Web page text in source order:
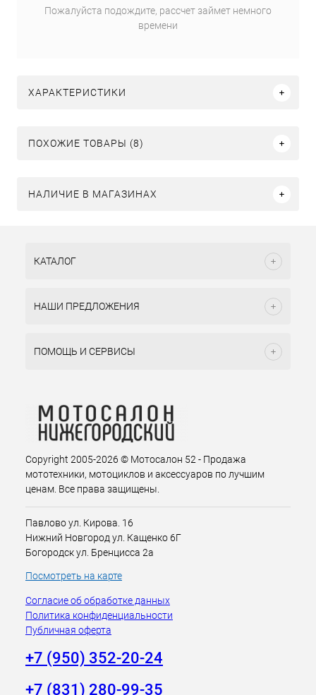
Пожалуйста подождите, рассчет займет немного
времени
ХАРАКТЕРИСТИКИ
ПОХОЖИЕ ТОВАРЫ (8)
НАЛИЧИЕ В МАГАЗИНАХ
КАТАЛОГ
НАШИ ПРЕДЛОЖЕНИЯ
ПОМОЩЬ И СЕРВИСЫ
Copyright 2005-2026 © Мотосалон 52 - Продажа
мототехники, мотоциклов и аксессуаров по лучшим
ценам. Все права защищены.
Павлово ул. Кирова. 16
Нижний Новгород ул. Кащенко 6Г
Богородск ул. Бренцисса 2а
Посмотреть на карте
Согласие об обработке данных
Политика конфиденциальности
Публичная оферта
+7 (950) 352-20-24
+7 (831) 280-99-35